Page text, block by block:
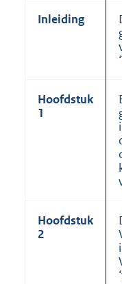
Inleiding
Hoofdstuk
1
Hoofdstuk
2